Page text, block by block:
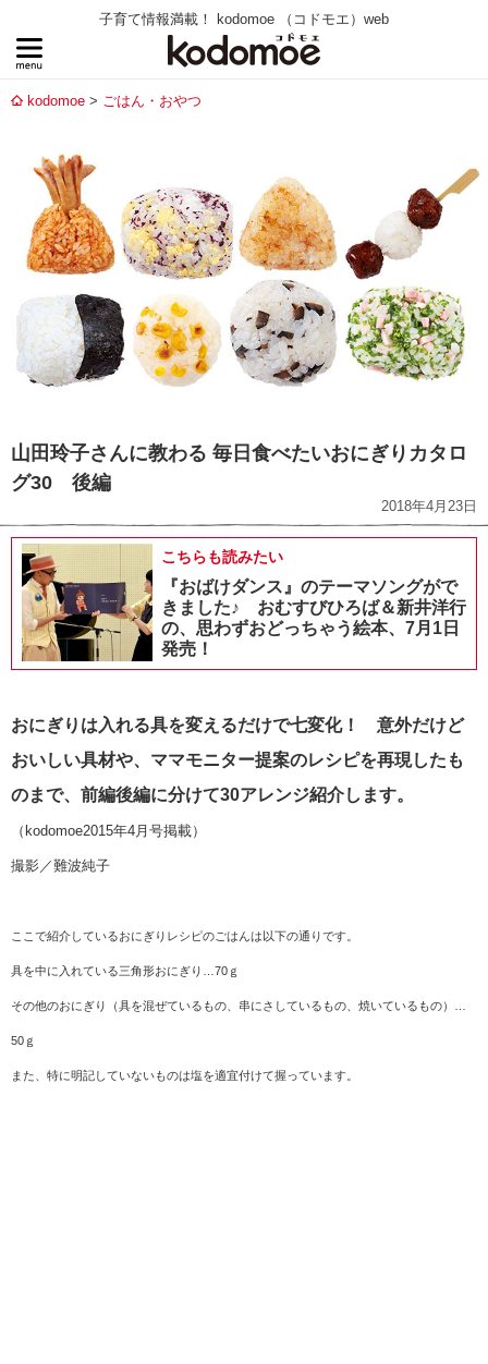
子育て情報満載！ kodomoe （コドモエ）web
kodomoe ごはん・おやつ
山田玲子さんに教わる 毎日食べたいおにぎりカタロ
グ30 後編
2018年4月23日
こちらも読みたい
『おばけダンス』のテーマソングがで
きました♪ おむすびひろば＆新井洋行
の、思わずおどっちゃう絵本、7月1日
発売！
おにぎりは入れる具を変えるだけで七変化！ 意外だけど
おいしい具材や、ママモニター提案のレシピを再現したも
のまで、前編後編に分けて30アレンジ紹介します。
（kodomoe2015年4月号掲載）
撮影／難波純子
ここで紹介しているおにぎりレシピのごはんは以下の通りです。
具を中に入れている三角形おにぎり…70ｇ
その他のおにぎり（具を混ぜているもの、串にさしているもの、焼いているもの）…
50ｇ
また、特に明記していないものは塩を適宜付けて握っています。